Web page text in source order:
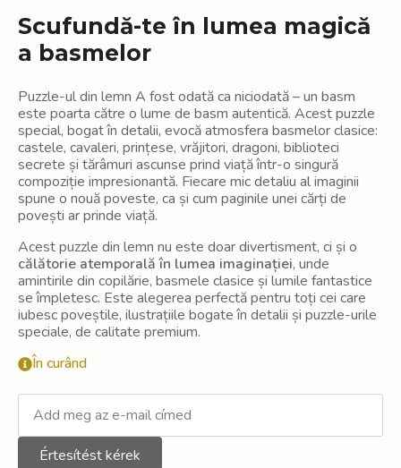
Scufundă-te în lumea magică
a basmelor
Puzzle-ul din lemn A fost odată ca niciodată – un basm
este poarta către o lume de basm autentică. Acest puzzle
special, bogat în detalii, evocă atmosfera basmelor clasice:
castele, cavaleri, prințese, vrăjitori, dragoni, biblioteci
secrete și tărâmuri ascunse prind viață într-o singură
compoziție impresionantă. Fiecare mic detaliu al imaginii
spune o nouă poveste, ca și cum paginile unei cărți de
povești ar prinde viață.
Acest puzzle din lemn nu este doar divertisment, ci și o
călătorie atemporală în lumea imaginației, unde
amintirile din copilărie, basmele clasice și lumile fantastice
se împletesc. Este alegerea perfectă pentru toți cei care
iubesc poveștile, ilustrațiile bogate în detalii și puzzle-urile
speciale, de calitate premium.
În curând
Értesítést kérek